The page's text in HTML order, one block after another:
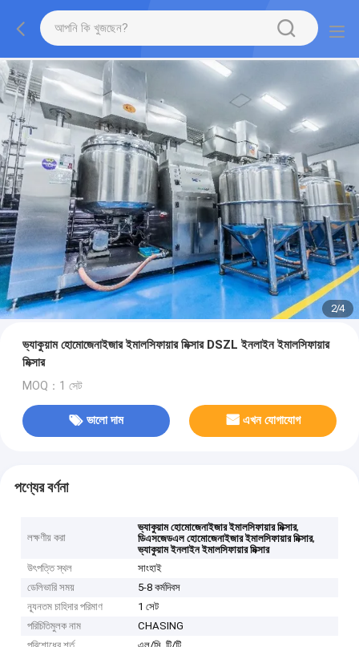
2/4
ভ্যাকুয়াম হোমোজেনাইজার ইমালসিফায়ার মিক্সার DSZL ইনলাইন ইমালসিফায়ার
মিক্সার
MOQ：1 সেট
ভালো দাম এখন যোগাযোগ
পণ্যের বর্ণনা
লক্ষণীয় করা
ভ্যাকুয়াম হোমোজেনাইজার ইমালসিফায়ার মিক্সার,
ডিএসজেডএল হোমোজেনাইজার ইমালসিফায়ার মিক্সার,
ভ্যাকুয়াম ইনলাইন ইমালসিফায়ার মিক্সার
উৎপত্তি স্থল
সাংহাই
ডেলিভারি সময়
5-8 কর্মদিবস
ন্যূনতম চাহিদার পরিমাণ
1 সেট
পরিচিতিমুলক নাম
CHASING